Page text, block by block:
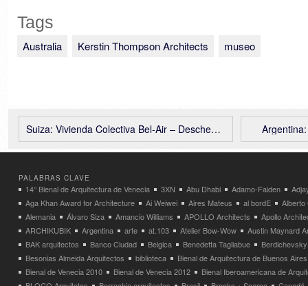
Tags
Australia Kerstin Thompson Architects museo
Suiza: Vivienda Colectiva Bel-Air – Deschenaux Architectes
PALABRAS CLAVE
14° Bienal de Arquitectura de Venecia 3XN Abu Dhabi Adamo-Faiden
Aga Khan Award for Architecture
Ai Weiwei Aires Mateus al bordE
Alberto
Alemania
Álvaro Siza Amancio Williams APOLLO Architects
Apollo
ARCHIKUBIK
Argentina arte at.103 Atelier Bow-Wow
Austin Maynard
BAK arquitectos
Banco Ciudad Belgica Benedetta Tagliabue
Besonias Almeida Arquitectos
biblioteca
Bienal de Arquitectura de Buenos Aires
Bienal de Venecia 2010
Bienal de Venecia 2012
Bienal Iberoamericana de